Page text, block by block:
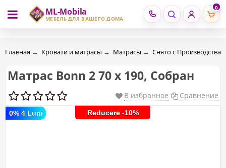
ML-Mobila
МЕБЕЛЬ ДЛЯ ВАШЕГО ДОМА
0
RU RO
Главная → Кровати и матрасы → Матрасы → Снято с Производства
Матрас Bonn 2 70 х 190, Собран
В избранное Сравнение
0% 4 Luni Reducere -10%